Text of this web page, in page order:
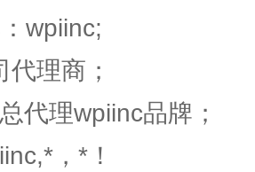
wpiinc;
代理商；
代理wpiinc品牌；
，*！